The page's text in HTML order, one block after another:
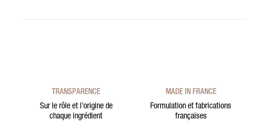
TRANSPARENCE
Sur le rôle et l’origine de
chaque ingrédient
MADE IN FRANCE
Formulation et fabrications
françaises